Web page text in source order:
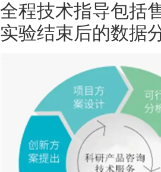
全程技术指导包括
实验结束后的数据